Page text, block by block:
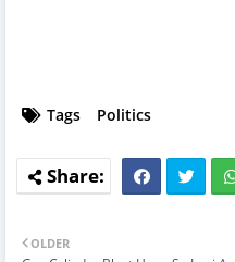
Tags Politics
OLDER